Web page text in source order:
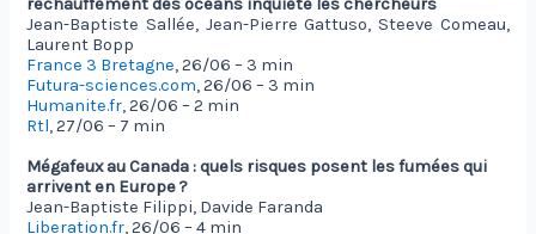
réchauffement des océans inquiète les chercheurs
Jean-Baptiste Sallée, Jean-Pierre Gattuso, Steeve Comeau,
Laurent Bopp
France 3 Bretagne, 26/06 – 3 min
Futura-sciences.com, 26/06 – 3 min
Humanite.fr, 26/06 – 2 min
Rtl, 27/06 – 7 min
Mégafeux au Canada : quels risques posent les fumées qui
arrivent en Europe ?
Jean-Baptiste Filippi, Davide Faranda
Liberation.fr, 26/06 – 4 min